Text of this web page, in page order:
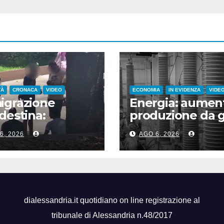
CRONACA VIDEO
rete
tra
Italia e
2026
ECONOMIA IN EVIDENZA
Energia:
produzione da
fotovoltaico
AGO 6, 2026
dialessandria.it quotidiano on line registrazione al
tribunale di Alessandria n.48/2017